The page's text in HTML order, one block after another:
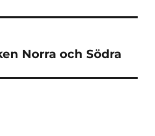
Norra och Södra